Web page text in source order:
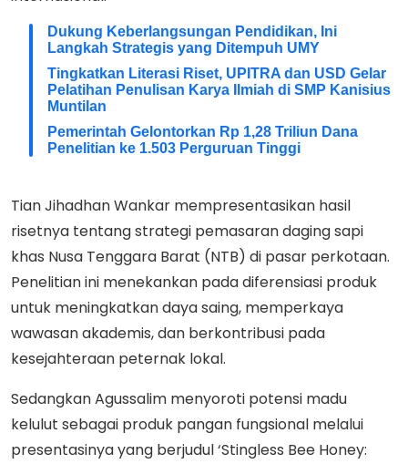
Dukung Keberlangsungan Pendidikan, Ini
Langkah Strategis yang Ditempuh UMY
Tingkatkan Literasi Riset, UPITRA dan USD Gelar
Pelatihan Penulisan Karya Ilmiah di SMP Kanisius
Muntilan
Pemerintah Gelontorkan Rp 1,28 Triliun Dana
Penelitian ke 1.503 Perguruan Tinggi
Tian Jihadhan Wankar mempresentasikan hasil
risetnya tentang strategi pemasaran daging sapi
khas Nusa Tenggara Barat (NTB) di pasar perkotaan.
Penelitian ini menekankan pada diferensiasi produk
untuk meningkatkan daya saing, memperkaya
wawasan akademis, dan berkontribusi pada
kesejahteraan peternak lokal.
Sedangkan Agussalim menyoroti potensi madu
kelulut sebagai produk pangan fungsional melalui
presentasinya yang berjudul ‘Stingless Bee Honey: